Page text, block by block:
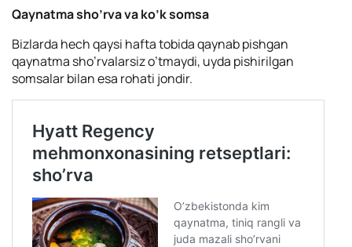
Qaynatma sho’rva va ko’k somsa
Bizlarda hech qaysi hafta tobida qaynab pishgan
qaynatma sho’rvalarsiz o’tmaydi, uyda pishirilgan
somsalar bilan esa rohati jondir.